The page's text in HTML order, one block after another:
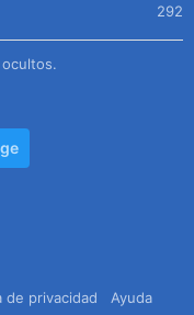
292
de privacidad Ayuda